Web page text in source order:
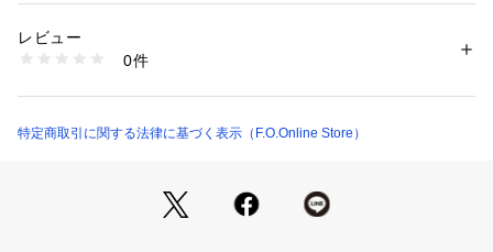
素材：樹脂パーツ
V375966 （ショップ）
レビュー
0件
特定商取引に関する法律に基づく表示（F.O.Online Store）